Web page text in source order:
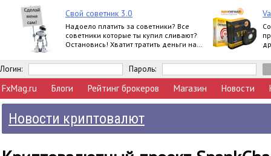
Свой советник 3.0
Надоело платить за советники? Все
советники которые ты купил сливают?
Остановись! Хватит тратить деньги на
Логин: Пароль:
FxMag.ru Блоги Рейтинг брокеров Магазин Новости
Новости криптовалют